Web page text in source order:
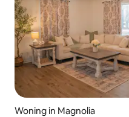
Woning in Magnolia